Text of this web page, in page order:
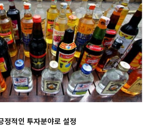
정적인 투자분야로 설정